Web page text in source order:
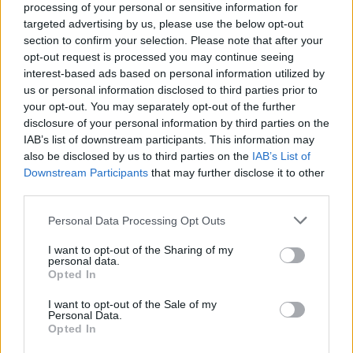
processing of your personal or sensitive information for
targeted advertising by us, please use the below opt-out
section to confirm your selection. Please note that after your
opt-out request is processed you may continue seeing
interest-based ads based on personal information utilized by
us or personal information disclosed to third parties prior to
your opt-out. You may separately opt-out of the further
disclosure of your personal information by third parties on the
IAB’s list of downstream participants. This information may
also be disclosed by us to third parties on the IAB’s List of
Downstream Participants that may further disclose it to other
Please note that this website/app uses one or more Google
not limited to your visit or usage behaviour. You may click to
grant or deny consent to Google and its third-party tags to
use your data for below specified purposes in below Google
consent section.
Personal Data Processing Opt Outs
I want to opt-out of the Sharing of my
personal data.
Opted In
I want to opt-out of the Sale of my
Personal Data.
Opted In
αποστολές καταστολής κρίσιμων υποδομών,
κέντρων διοίκησης, συστοιχιών αντιαεροπορικής
άμυνας, αεροδρομίων, κόμβων ανεφοδιασμού
και συγκεντρώσεων δυνάμεων.
Το δίλημμα MLRS ή περισσότερα
PULS
Η είσοδος των PULS στο ελληνικό οπλοστάσιο
δεν ακυρώνει τα M270 MLRS, αλλά αλλάζει τη
βάση της συζήτησης. Μέχρι πρόσφατα, το
ερώτημα ήταν αν τα MLRS πρέπει να
πυλώνας πυρών μεγάλου βεληνεκούς
του
Ελληνικού Στρατού. Μετά την επιλογή των PULS,